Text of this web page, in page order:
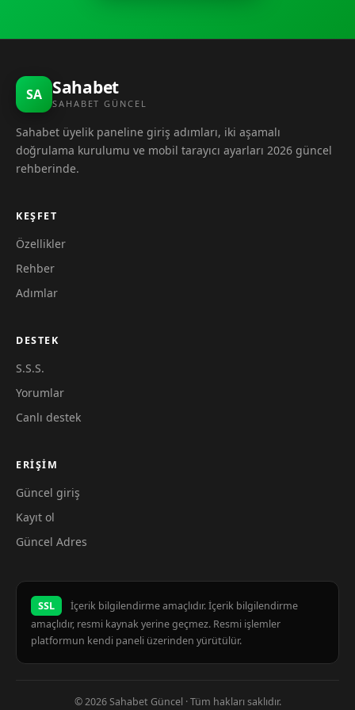
SA Sahabet
SAHABET GÜNCEL
Sahabet üyelik paneline giriş adımları, iki aşamalı
doğrulama kurulumu ve mobil tarayıcı ayarları 2026 güncel
rehberinde.
KEŞFET
Özellikler
Rehber
Adımlar
DESTEK
S.S.S.
Yorumlar
Canlı destek
ERIŞIM
Güncel giriş
Kayıt ol
Güncel Adres
SSL
İçerik bilgilendirme amaçlıdır. İçerik bilgilendirme
amaçlıdır, resmi kaynak yerine geçmez. Resmi işlemler
platformun kendi paneli üzerinden yürütülür.
© 2026 Sahabet Güncel · Tüm hakları saklıdır.